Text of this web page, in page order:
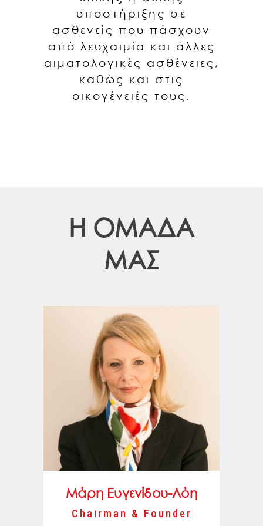
υποστήριξης σε
ασθενείς που πάσχουν
από λευχαιμία και άλλες
αιματολογικές ασθένειες,
καθώς και στις
οικογένειές τους.
Η ΟΜΑΔΑ
ΜΑΣ
Mάρη Ευγενίδου-Λόη
Chairman & Founder